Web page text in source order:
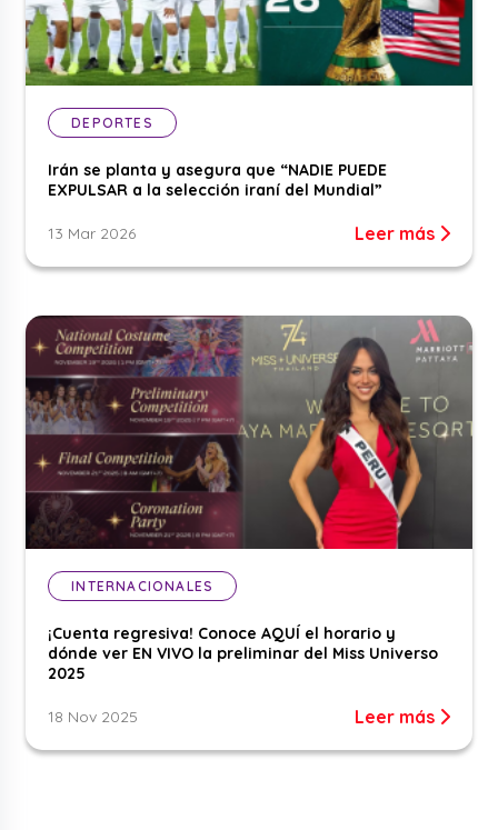
DEPORTES
Irán se planta y asegura que “NADIE PUEDE
EXPULSAR a la selección iraní del Mundial”
13 Mar 2026 Leer más
INTERNACIONALES
¡Cuenta regresiva! Conoce AQUÍ el horario y
dónde ver EN VIVO la preliminar del Miss Universo
2025
18 Nov 2025 Leer más